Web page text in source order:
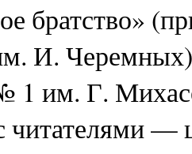
братство»
И.
1 им. Г.
читателями —